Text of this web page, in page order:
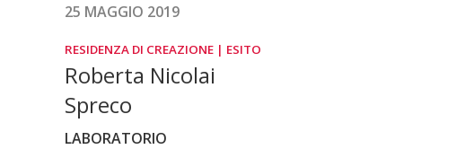
25 MAGGIO 2019
RESIDENZA DI CREAZIONE | ESITO
Roberta Nicolai
Spreco
LABORATORIO